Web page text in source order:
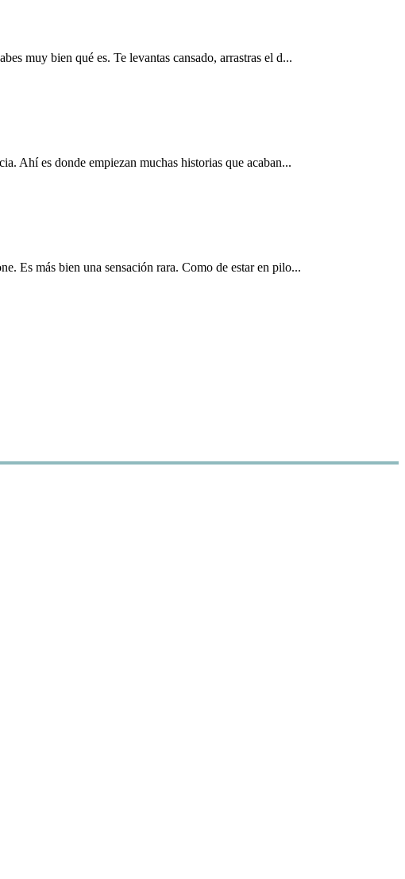
muy bien qué es. Te levantas cansado, arrastras el d...
Ahí es donde empiezan muchas historias que acaban...
Es más bien una sensación rara. Como de estar en pilo...